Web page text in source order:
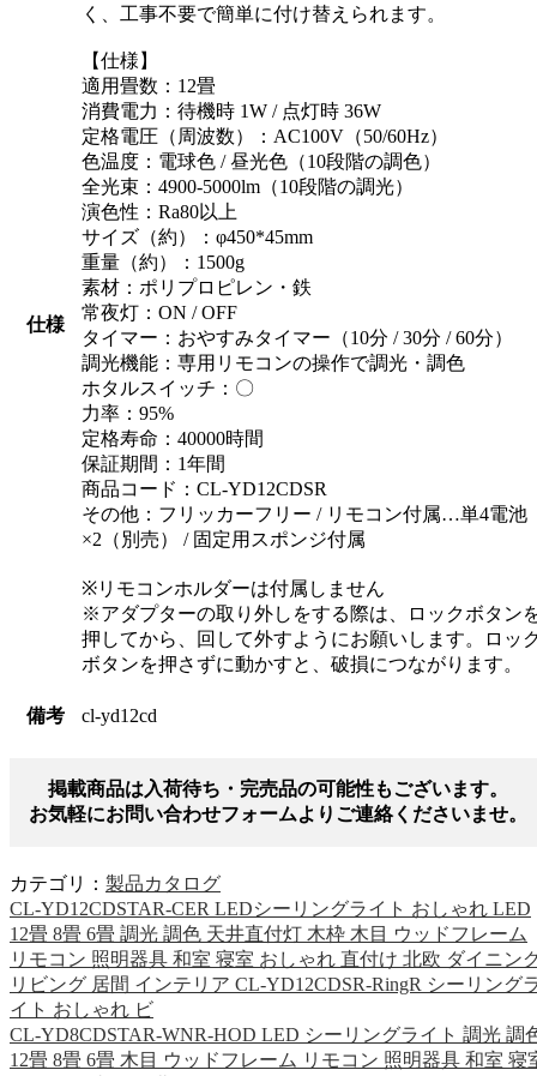
仕様
く、工事不要で簡単に付け替えられます。
【仕様】
適用畳数：12畳
消費電力：待機時 1W / 点灯時 36W
定格電圧（周波数）：AC100V（50/60Hz）
色温度：電球色 / 昼光色（10段階の調色）
全光束：4900-5000lm（10段階の調光）
演色性：Ra80以上
サイズ（約）：φ450*45mm
重量（約）：1500g
素材：ポリプロピレン・鉄
常夜灯：ON / OFF
タイマー：おやすみタイマー（10分 / 30分 / 60分）
調光機能：専用リモコンの操作で調光・調色
ホタルスイッチ：〇
力率：95%
定格寿命：40000時間
保証期間：1年間
商品コード：CL-YD12CDSR
その他：フリッカーフリー / リモコン付属…単4電池
×2（別売） / 固定用スポンジ付属
※リモコンホルダーは付属しません
※アダプターの取り外しをする際は、ロックボタン
押してから、回して外すようにお願いします。ロッ
ボタンを押さずに動かすと、破損につながります。
備考 cl-yd12cd
掲載商品は入荷待ち・完売品の可能性もございます。
お気軽にお問い合わせフォームよりご連絡くださいませ。
カテゴリ： 製品カタログ
CL-YD12CDSTAR-CER LEDシーリングライト おしゃれ LED
12畳 8畳 6畳 調光 調色 天井直付灯 木枠 木目 ウッドフレーム
リモコン 照明器具 和室 寝室 おしゃれ 直付け 北欧 ダイニン
リビング 居間 インテリア CL-YD12CDSR-RingR シーリング
イト おしゃれ ビ
CL-YD8CDSTAR-WNR-HOD LED シーリングライト 調光 調
12畳 8畳 6畳 木目 ウッドフレーム リモコン 照明器具 和室 寝